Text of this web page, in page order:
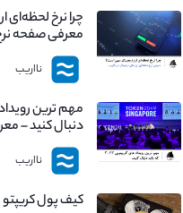
چرا نرخ
معرفی صفحه
نااریب
نااریب
دنبال کنید –
جهانی
نااریب
کیف پول